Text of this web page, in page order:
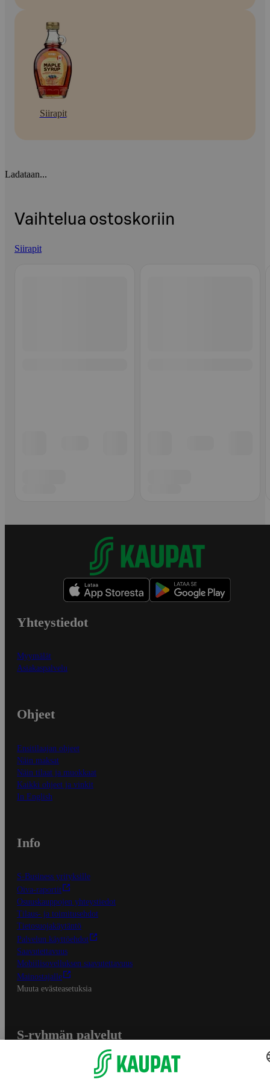
Siirapit
Ladataan...
Vaihtelua ostoskoriin
Siirapit
Yhteystiedot
Myymälät
Asiakaspalvelu
Ohjeet
Ensitilaajan ohjeet
Näin maksat
Näin tilaat ja muokkaat
Kaikki ohjeet ja vinkit
In English
Info
S-Business yrityksille
Oiva-raportit
Osuuskauppojen yhteystiedot
Tilaus- ja toimitusehdot
Tietosuojakäytäntö
Palvelun käyttöehdot
Saavutettavuus
Mobiilisovelluksen saavutettavuus
Mainostajalle
Muuta evästeasetuksia
S-ryhmän palvelut